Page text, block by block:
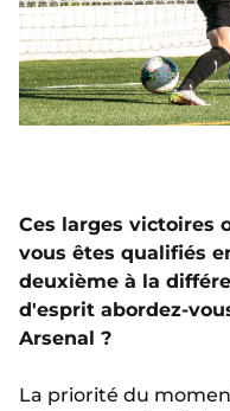
Ces larges victoires
vous êtes qualifiés
deuxième à la
d'esprit abordez-
Arsenal ?
La priorité du